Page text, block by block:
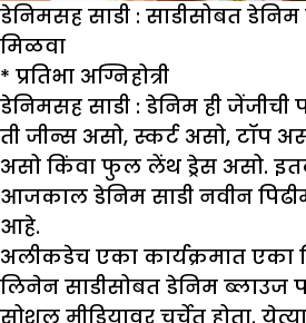
डेनिमसह साडी : साडीसोबत
मिळवा
* प्रतिभा अग्निहोत्री
डेनिमसह साडी : डेनिम ही
ती जीन्स असो, स्कर्ट असो, टॉप
असो किंवा फुल लेंथ ड्रेस असो.
आजकाल डेनिम साडी नवीन
आहे.
अलीकडेच एका कार्यक्रमात एका
लिनेन साडीसोबत डेनिम ब्लाउज
सोशल मीडियावर चर्चेत होता.